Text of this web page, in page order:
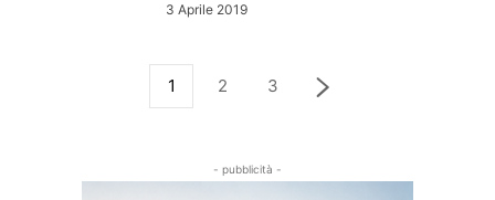
3 Aprile 2019
1 2 3
- pubblicità -